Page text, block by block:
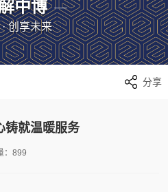
中博
创享未来
分享
铸就温暖服务
：899